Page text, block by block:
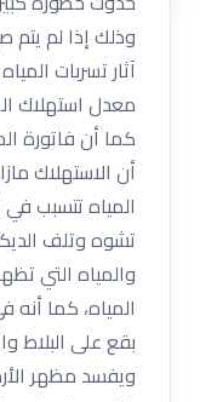
وذلك إذا لم يتم
آثار تسربات
معدل استهلاك
كما أن فاتورة
أن الاستهلاك
المياه تتسبب
تشوه وتلف
والمياه التي
المياه، كما
بقع على البلاط
ويفسد مظهر